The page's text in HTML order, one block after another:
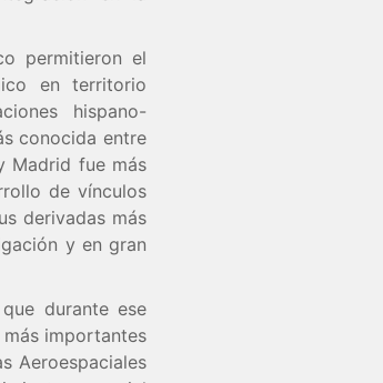
permitieron el
en territorio
hispano-
conocida entre
Madrid fue más
de vínculos
derivadas más
y en gran
durante ese
importantes
Aeroespaciales